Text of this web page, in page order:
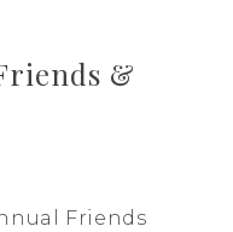
&
Friends